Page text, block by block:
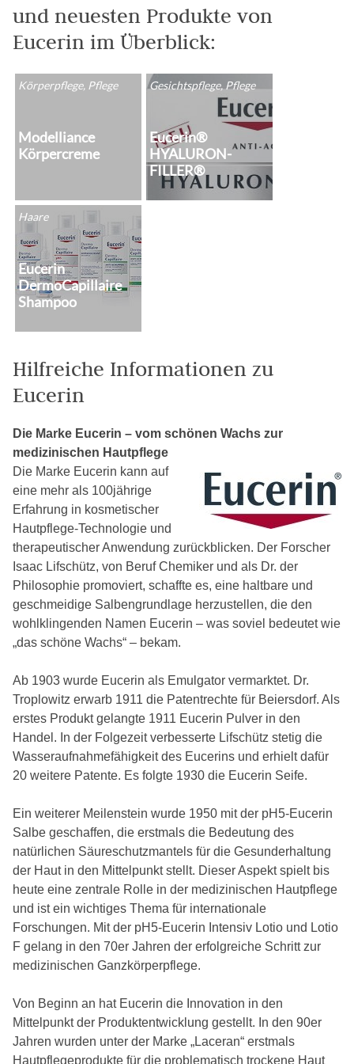
und neuesten Produkte von
Eucerin im Überblick:
Körperpflege, Pflege
Modelliance
Körpercreme
Gesichtspflege, Pflege
Eucerin®
HYALURON-
FILLER®
Haare
Eucerin
DermoCapillaire
Shampoo
Hilfreiche Informationen zu
Eucerin
Die Marke Eucerin – vom schönen Wachs zur
medizinischen Hautpflege
Die Marke Eucerin kann auf
eine mehr als 100jährige
Erfahrung in kosmetischer
Hautpflege-Technologie und
therapeutischer Anwendung zurückblicken. Der Forscher
Isaac Lifschütz, von Beruf Chemiker und als Dr. der
Philosophie promoviert, schaffte es, eine haltbare und
geschmeidige Salbengrundlage herzustellen, die den
wohlklingenden Namen Eucerin – was soviel bedeutet wie
„das schöne Wachs“ – bekam.
Ab 1903 wurde Eucerin als Emulgator vermarktet. Dr.
Troplowitz erwarb 1911 die Patentrechte für Beiersdorf. Als
erstes Produkt gelangte 1911 Eucerin Pulver in den
Handel. In der Folgezeit verbesserte Lifschütz stetig die
Wasseraufnahmefähigkeit des Eucerins und erhielt dafür
20 weitere Patente. Es folgte 1930 die Eucerin Seife.
Ein weiterer Meilenstein wurde 1950 mit der pH5-Eucerin
Salbe geschaffen, die erstmals die Bedeutung des
natürlichen Säureschutzmantels für die Gesunderhaltung
der Haut in den Mittelpunkt stellt. Dieser Aspekt spielt bis
heute eine zentrale Rolle in der medizinischen Hautpflege
und ist ein wichtiges Thema für internationale
Forschungen. Mit der pH5-Eucerin Intensiv Lotio und Lotio
F gelang in den 70er Jahren der erfolgreiche Schritt zur
medizinischen Ganzkörperpflege.
Von Beginn an hat Eucerin die Innovation in den
Mittelpunkt der Produktentwicklung gestellt. In den 90er
Jahren wurden unter der Marke „Laceran“ erstmals
Hautpflegeprodukte für die problematisch trockene Haut